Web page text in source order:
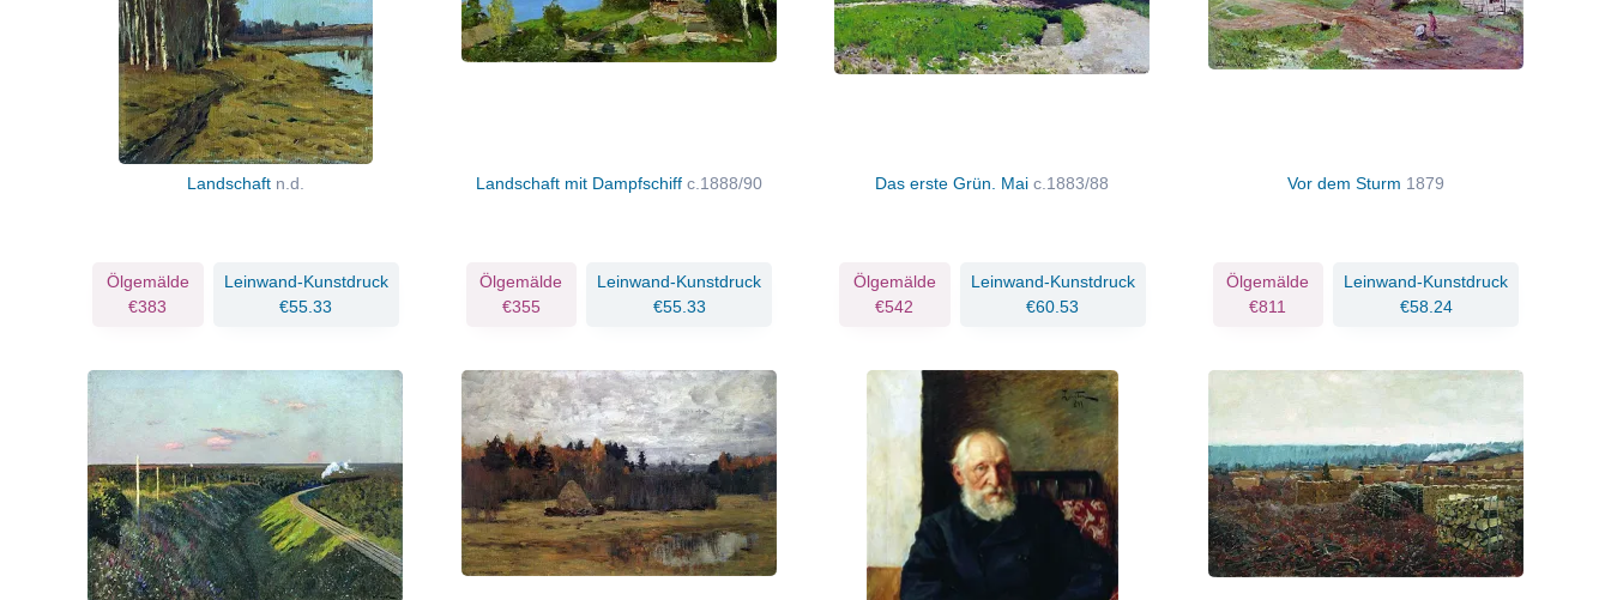
Landschaft n.d.
Ölgemälde
€383
Leinwand-Kunstdruck
€55.33
Landschaft mit Dampfschiff c.1888/90
Ölgemälde
€355
Leinwand-Kunstdruck
€55.33
Das erste Grün. Maic.1883/88
Ölgemälde
€542
Leinwand-Kunstdruck
€60.53
Vor dem Sturm 1879
Ölgemälde
€811
Leinwand-Kunstdruck
€58.24